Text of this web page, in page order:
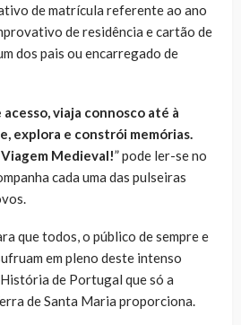
de matrícula referente ao ano
de residência e cartão de
dos pais ou encarregado de
viaja connosco até à
explora e constrói memórias.
Viagem Medieval!” pode ler-se no
cada uma das pulseiras
que todos, o público de sempre e
em pleno deste intenso
de Portugal que só a
de Santa Maria proporciona.